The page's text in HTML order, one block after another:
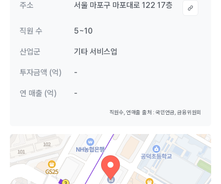
주소 서울 마포구 마포대로 122 17층
직원 수 5~10
산업군 기타 서비스업
투자금액 (억) -
연 매출 (억) -
직원수, 연매출 출처 : 국민연금, 금융위원회